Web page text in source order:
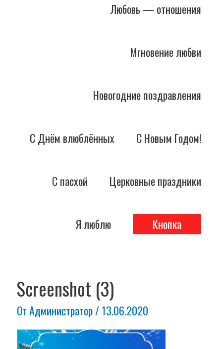
Любовь — отношения
Мгновение любви
Новогодние поздравления
С Днём влюблённых С Новым Годом!
С пасхой Церковные праздники
Я люблю Кнопка
Screenshot (3)
ОтАдминистратор/13.06.2020